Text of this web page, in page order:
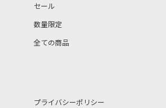
セール
数量限定
全ての商品
プライバシーポリシー